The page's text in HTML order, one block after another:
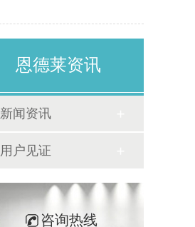
恩德莱资讯
新闻资讯
用户见证
咨询热线